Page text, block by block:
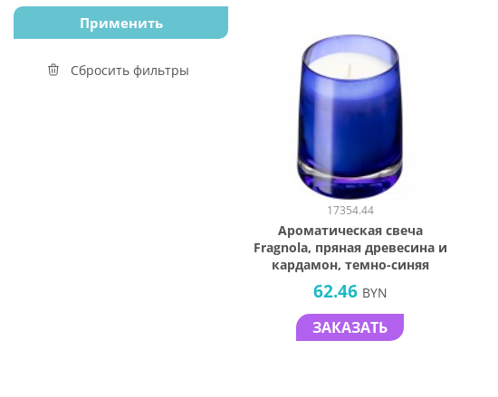
Сбросить фильтры
17354.44
Ароматическая свеча
Fragnola, пряная древесина и
кардамон, темно-синяя
62.46 BYN
ЗАКАЗАТЬ